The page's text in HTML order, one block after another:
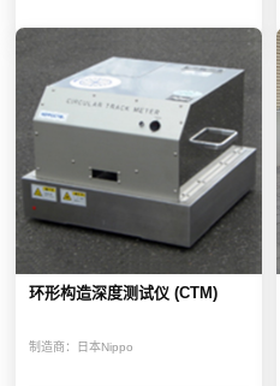
环形构造深度测试仪 (CTM)
制造商： 日本Nippo